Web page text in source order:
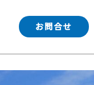
お問合せ